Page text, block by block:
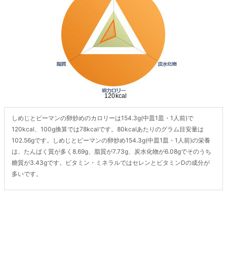
しめじとピーマンの卵炒めのカロリーは154.3g(中皿1皿・1人前)で
120kcal、100g換算では78kcalです。80kcalあたりのグラム目安量は
102.56gです。しめじとピーマンの卵炒め154.3g(中皿1皿・1人前)の栄養
は、たんぱく質が多く8.69g、脂質が7.73g、炭水化物が6.08gでそのうち
糖質が3.43gです。ビタミン・ミネラルではセレンとビタミンDの成分が
多いです。